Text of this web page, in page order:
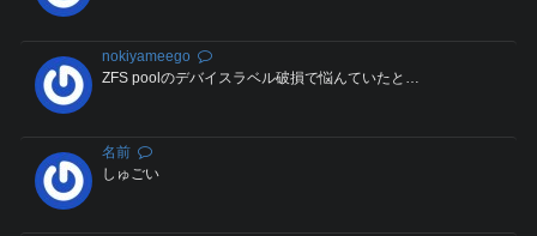
nokiyameego
ZFS poolのデバイスラベル破損で悩んていたと…
名前
しゅごい